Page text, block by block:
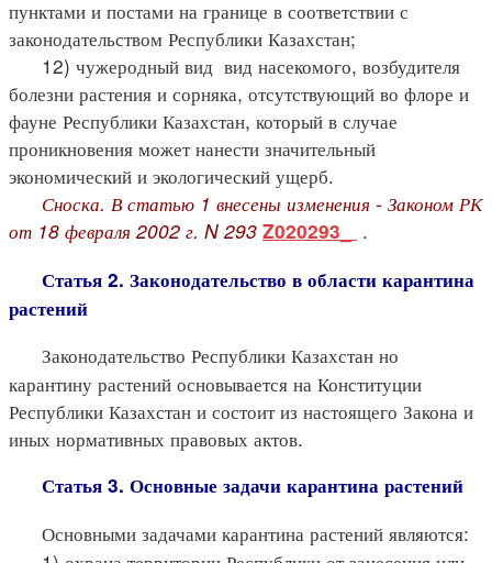
пунктами и постами на границе в соответствии с
законодательством Республики Казахстан;
12) чужеродный вид вид насекомого, возбудителя
болезни растения и сорняка, отсутствующий во флоре и
фауне Республики Казахстан, который в случае
проникновения может нанести значительный
экономический и экологический ущерб.
Сноска. В статью 1 внесены изменения - Законом РК
от 18 февраля 2002 г. N 293 Z020293_ .
Статья 2. Законодательство в области карантина
растений
Законодательство Республики Казахстан но
карантину растений основывается на Конституции
Республики Казахстан и состоит из настоящего Закона и
иных нормативных правовых актов.
Статья 3. Основные задачи карантина растений
Основными задачами карантина растений являются: